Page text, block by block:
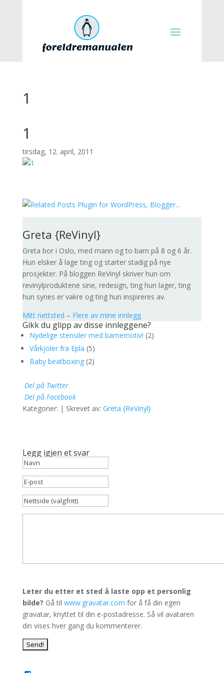
1
1
tirsdag, 12. april, 2011
Greta {ReVinyl}
Greta bor i Oslo, med mann og to barn på 8 og 6 år.
Hun elsker å lage ting og starter stadig på nye
prosjekter. På bloggen ReVinyl skriver hun om
revinylproduktene sine, redesign, ting hun lager, ting
hun synes er vakre og ting hun inspireres av.
Mitt nettsted – Flere av mine innlegg
Gikk du glipp av disse innleggene?
Nydelige stensiler med barnemotiv! (2)
Vårkjoler fra Epla (5)
Baby beatboxing(2)
Del på Twitter
Del på Facebook
Kategorier: | Skrevet av: Greta {ReVinyl}
Legg igjen et svar
Leter du etter et sted å laste opp et personlig
bilde? Gå til www.gravatar.com for å få din egen
gravatar, knyttet til din e-postadresse. Så vil avataren
din vises hver gang du kommenterer.